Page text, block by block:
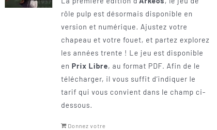
rôle pulp est désormais disponible en
version et numérique. Ajustez votre
chapeau et votre fouet, et partez explorez
les années trente ! Le jeu est disponible
en Prix Libre, au format PDF. Afin de le
télécharger, il vous suffit d’indiquer le
tarif qui vous convient dans le champ ci-
dessous.
Donnez votre